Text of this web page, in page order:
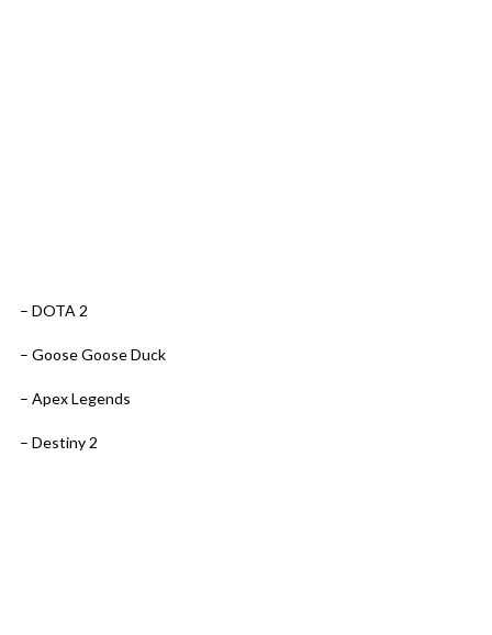
– DOTA 2
– Goose Goose Duck
– Apex Legends
– Destiny 2